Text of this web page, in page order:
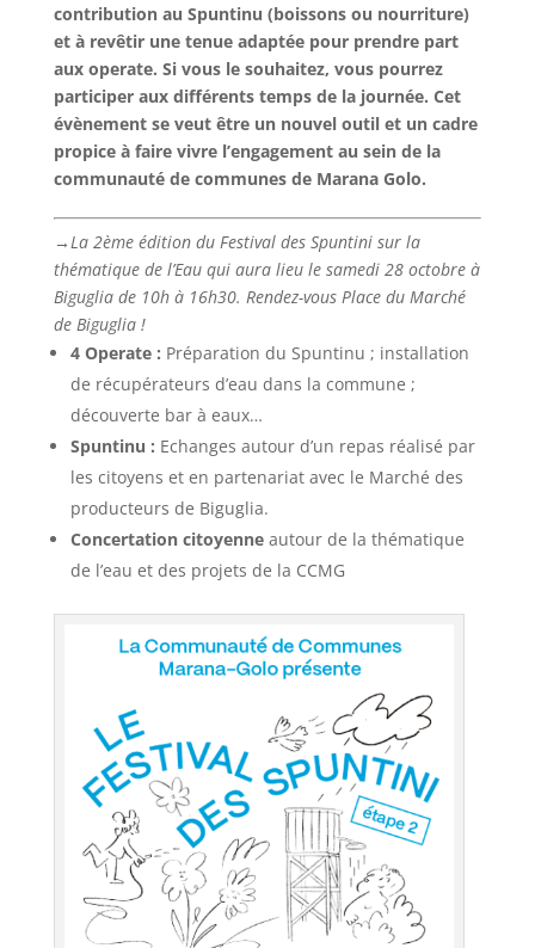
contribution au Spuntinu (boissons ou nourriture)
et à revêtir une tenue adaptée pour prendre part
aux operate. Si vous le souhaitez, vous pourrez
participer aux différents temps de la journée. Cet
évènement se veut être un nouvel outil et un cadre
propice à faire vivre l’engagement au sein de la
communauté de communes de Marana Golo.
→La 2ème édition du Festival des Spuntini sur la
thématique de l’Eau qui aura lieu le samedi 28 octobre à
Biguglia de 10h à 16h30. Rendez-vous Place du Marché
de Biguglia !
4 Operate : Préparation du Spuntinu ; installation
de récupérateurs d’eau dans la commune ;
découverte bar à eaux…
Spuntinu : Echanges autour d’un repas réalisé par
les citoyens et en partenariat avec le Marché des
producteurs de Biguglia.
Concertation citoyenneautour de la thématique
de l’eau et des projets de la CCMG